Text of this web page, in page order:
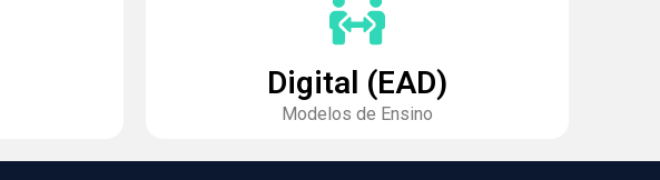
Digital (EAD)
Modelos de Ensino